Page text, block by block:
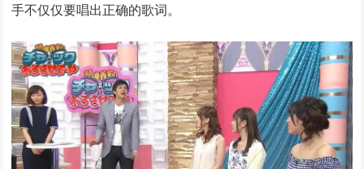
手不仅仅要唱出正确的歌词。